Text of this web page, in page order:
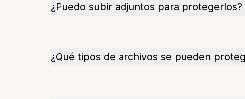
¿Puedo subir adjuntos para protegerlos?
¿Qué tipos de archivos se pueden